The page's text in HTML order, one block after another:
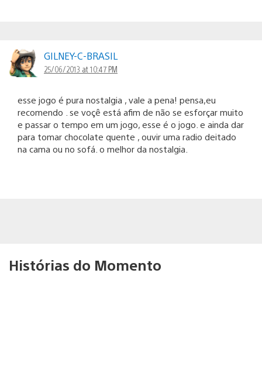
GILNEY-C-BRASIL
25/06/2013 at 10:47 PM
esse jogo é pura nostalgia , vale a pena! pensa,eu
recomendo . se voçê está afim de não se esforçar muito
e passar o tempo em um jogo, esse é o jogo. e ainda dar
para tomar chocolate quente , ouvir uma radio deitado
na cama ou no sofá. o melhor da nostalgia.
Histórias do Momento